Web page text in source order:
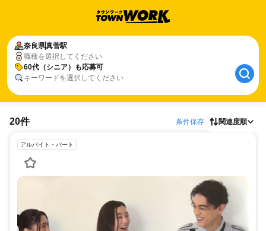
奈良県真菅駅
職種を選択してください
60代（シニア）も応募可
キーワードを選択してください
20件 条件保存 関連度順
アルバイト・パート